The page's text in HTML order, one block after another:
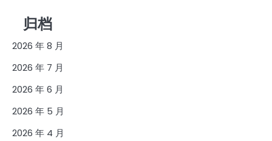
归档
2026 年 8 月
2026 年 7 月
2026 年 6 月
2026 年 5 月
2026 年 4 月